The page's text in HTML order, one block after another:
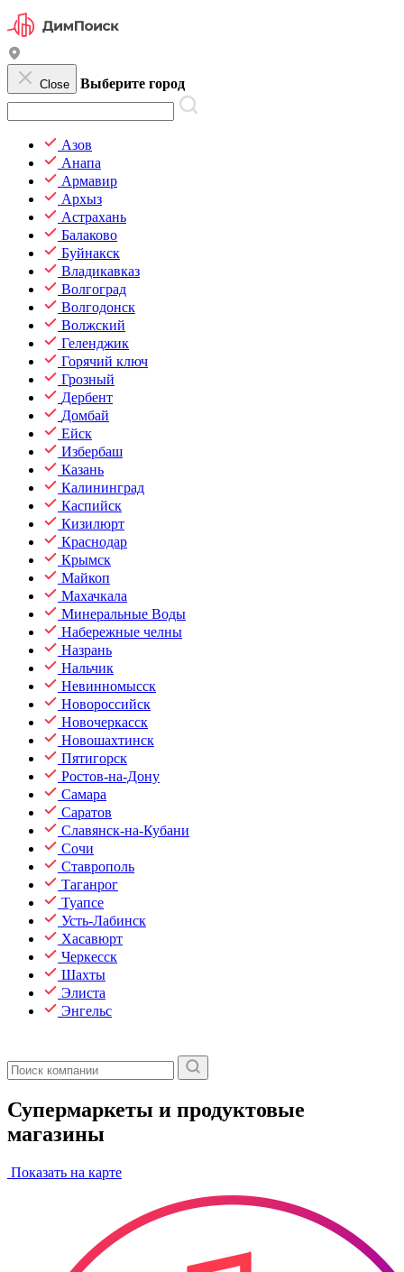
Close Выберите город
Азов
Анапа
Армавир
Архыз
Астрахань
Балаково
Буйнакск
Владикавказ
Волгоград
Волгодонск
Волжский
Геленджик
Горячий ключ
Грозный
Дербент
Домбай
Ейск
Избербаш
Казань
Калининград
Каспийск
Кизилюрт
Краснодар
Крымск
Майкоп
Махачкала
Минеральные Воды
Набережные челны
Назрань
Нальчик
Невинномысск
Новороссийск
Новочеркасск
Новошахтинск
Пятигорск
Ростов-на-Дону
Самара
Саратов
Славянск-на-Кубани
Сочи
Ставрополь
Таганрог
Туапсе
Усть-Лабинск
Хасавюрт
Черкесск
Шахты
Элиста
Энгельс
Супермаркеты и продуктовые
магазины
Показать на карте